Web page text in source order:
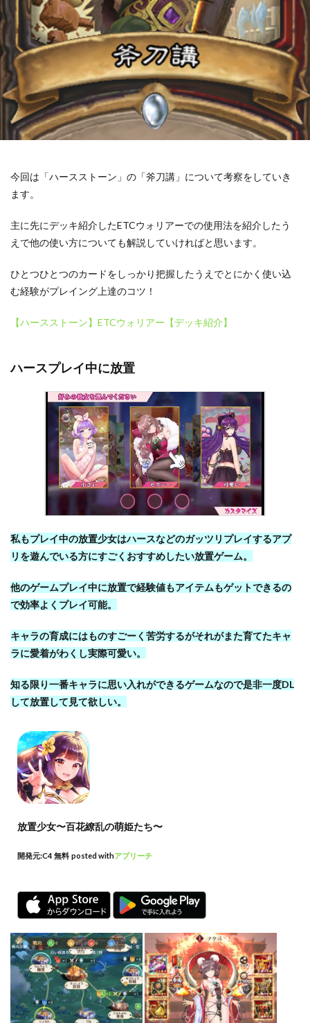
今回は「ハースストーン」の「斧刀講」について考察をしていき
ます。
主に先にデッキ紹介したETCウォリアーでの使用法を紹介したう
えで他の使い方についても解説していければと思います。
ひとつひとつのカードをしっかり把握したうえでとにかく使い込
む経験がプレイング上達のコツ！
【ハースストーン】ETCウォリアー【デッキ紹介】
ハースプレイ中に放置
私もプレイ中の放置少女はハースなどのガッツリプレイするアプ
リを遊んでいる方にすごくおすすめしたい放置ゲーム。
他のゲームプレイ中に放置で経験値もアイテムもゲットできるの
で効率よくプレイ可能。
キャラの育成にはものすごーく苦労するがそれがまた育てたキャ
ラに愛着がわくし実際可愛い。
知る限り一番キャラに思い入れができるゲームなので是非一度DL
して放置して見て欲しい。
放置少女〜百花繚乱の萌姫たち〜
開発元:C4 無料 posted withアプリーチ